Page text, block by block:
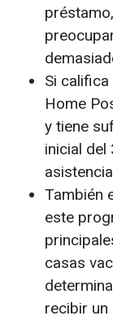
Si
Home
y tiene
inicial del
También
este
casas
recibir